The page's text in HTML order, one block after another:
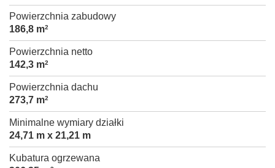
Powierzchnia zabudowy
186,8 m2
Powierzchnia netto
142,3 m2
Powierzchnia dachu
273,7 m2
Minimalne wymiary działki
24,71 m x 21,21 m
Kubatura ogrzewana